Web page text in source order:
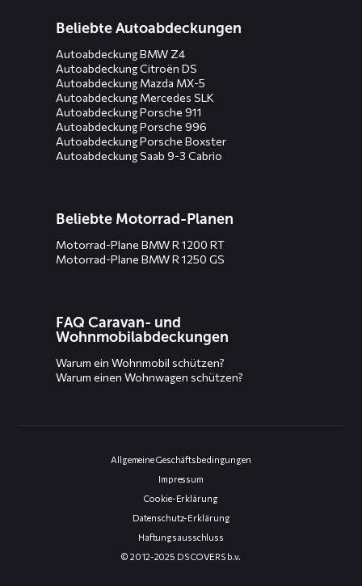
Beliebte Autoabdeckungen
Autoabdeckung BMW Z4
Autoabdeckung Citroën DS
Autoabdeckung Mazda MX-5
Autoabdeckung Mercedes SLK
Autoabdeckung Porsche 911
Autoabdeckung Porsche 996
Autoabdeckung Porsche Boxster
Autoabdeckung Saab 9-3 Cabrio
Beliebte Motorrad-Planen
Motorrad-Plane BMW R 1200 RT
Motorrad-Plane BMW R 1250 GS
FAQ Caravan- und
Wohnmobilabdeckungen
Warum ein Wohnmobil schützen?
Warum einen Wohnwagen schützen?
Allgemeine Geschäftsbedingungen
Impressum
Cookie-Erklärung
Datenschutz-Erklärung
Haftungsausschluss
© 2012-2025 DS COVERS b.v.